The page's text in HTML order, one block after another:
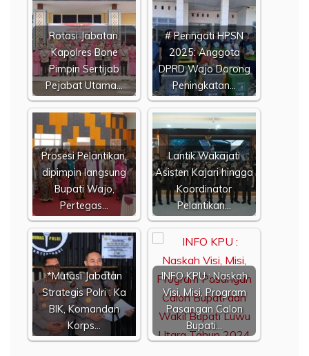
Rotasi Jabatan,
Kapolres Bone
Pimpin Sertijab
Pejabat Utama…
# Peringati HPSN
2025: Anggota
DPRD Wajo Dorong
Peningkatan…
Prosesi Pelantikan,
dipimpin langsung
Bupati Wajo,
Pertegas…
Lantik Wakajati
Asisten Kajari hingga
Koordinator
Pelantikan…
*Mutasi Jabatan
Strategis Polri : Ka
BIK, Komandan
Korps…
INFO KPU : Naskah
Visi, Misi, Program
Pasangan Calon
Bupati…